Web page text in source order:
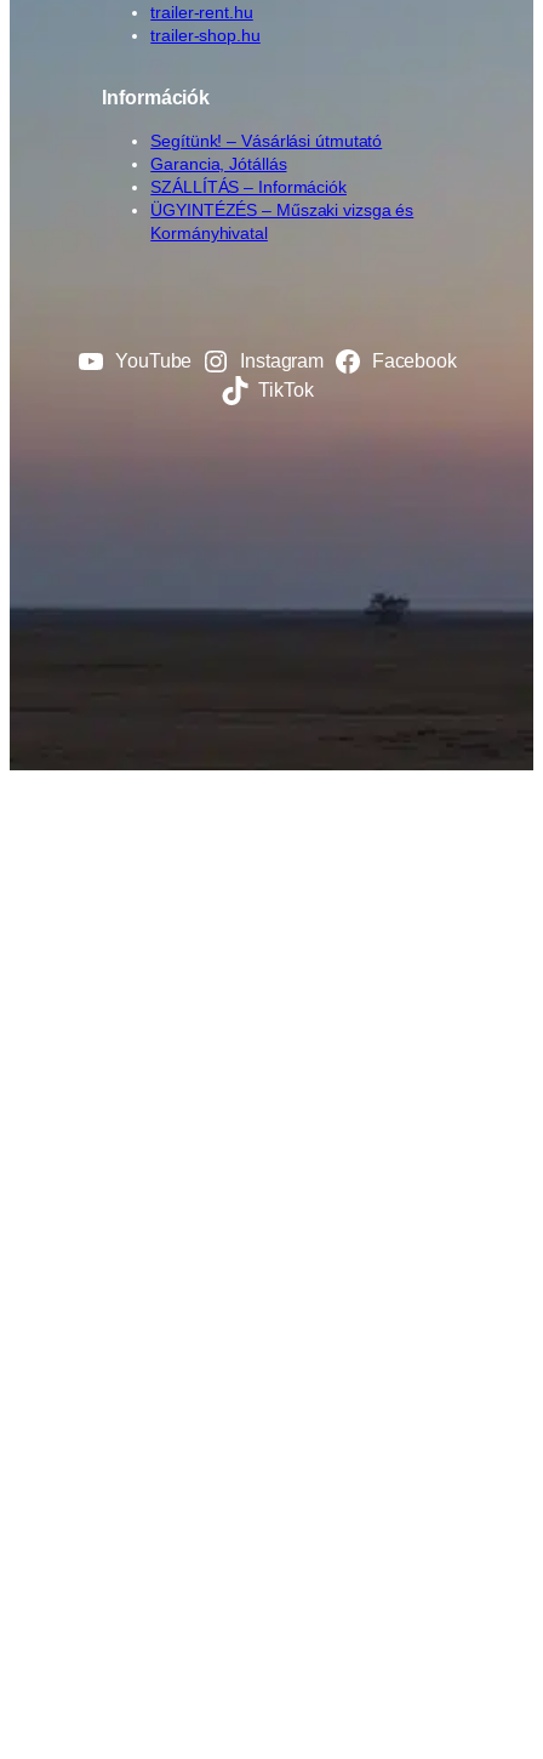
trailer-rent.hu
trailer-shop.hu
Információk
Segítünk! – Vásárlási útmutató
Garancia, Jótállás
SZÁLLÍTÁS – Információk
ÜGYINTÉZÉS – Műszaki vizsga és
Kormányhivatal
YouTube Instagram
Facebook
TikTok